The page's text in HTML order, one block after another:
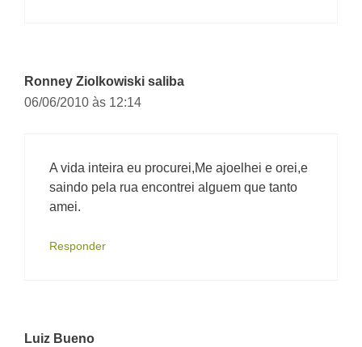
Ronney Ziolkowiski saliba
06/06/2010 às 12:14
A vida inteira eu procurei,Me ajoelhei e orei,e
saindo pela rua encontrei alguem que tanto
amei.
Responder
Luiz Bueno